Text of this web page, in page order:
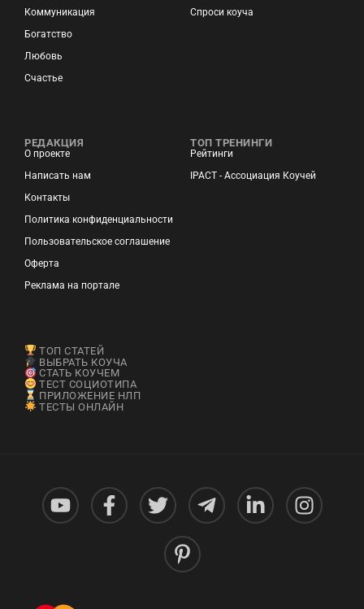
Коммуникация
Богатство
Любовь
Счастье
Спроси коуча
РЕДАКЦИЯ
О проекте
Написать нам
Контакты
Политика конфиденциальности
Пользовательское соглашение
Оферта
Реклама на портале
ТОП ТРЕНИНГИ
Рейтинги
IPACT - Ассоциация Коучей
ТОП СТАТЕЙ
ВЫБРАТЬ КОУЧА
СТАТЬ КОУЧЕМ
ТЕСТ СОЦИОТИПА
ПРИЛОЖЕНИЕ НЛП
ТЕСТЫ ОНЛАЙН